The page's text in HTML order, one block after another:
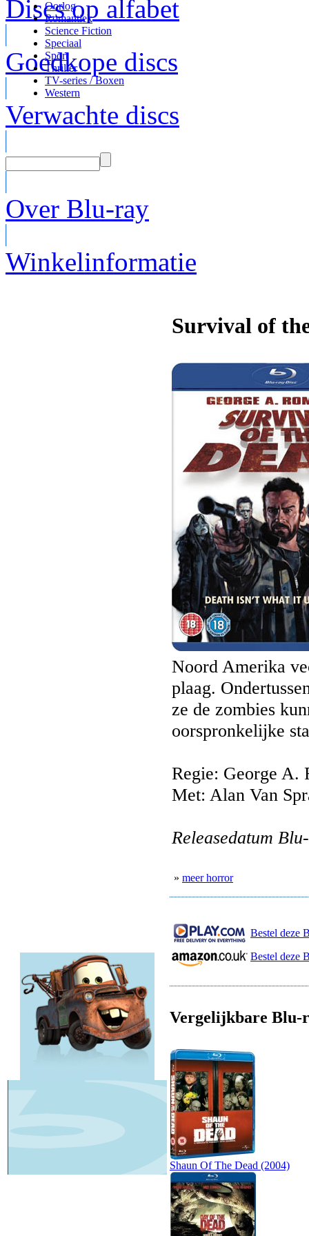
Discs op alfabet
Goedkope discs
Verwachte discs
Over Blu-ray
Winkelinformatie
Oorlog
Romantiek
Science Fiction
Speciaal
Sport
Thriller
TV-series / Boxen
Western
Survival of
Noord Amerika
plaag.
ze de zombies
oorspronkelijke
Regie: George A.
Met: Alan Van
Releasedatum
» meer horror
Bestel deze
Bestel deze
Vergelijkbare Blu-
Shaun Of The Dead (2004)